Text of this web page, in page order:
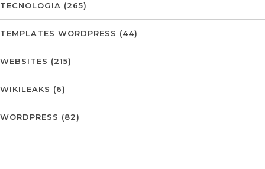
TECNOLOGIA (265)
TEMPLATES WORDPRESS (44)
WEBSITES (215)
WIKILEAKS (6)
WORDPRESS (82)